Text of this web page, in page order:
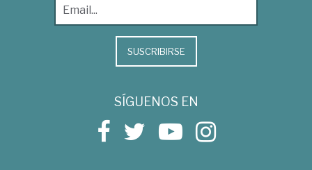
SUSCRIBIRSE
SÍGUENOS EN